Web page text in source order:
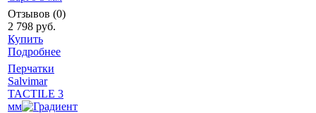
Отзывов (0)
2 798 руб.
Купить
Подробнее
Перчатки
Salvimar
TACTILE 3
мм